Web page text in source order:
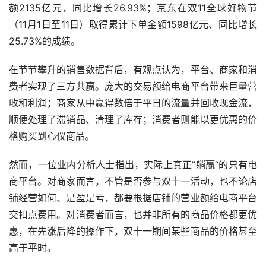
额2135亿元，同比增长26.93%；京东在双11全球好物节
（11月1日至11日）取得累计下单金额1598亿元、同比增长
25.73%的成绩。
在节节攀升的销售数据背后，有观点认为，平台、商家和消
费者实现了三方共赢。庞大的交易额给电商平台带来巨量营
收和利润；商家从中赢得数倍于平日的流量并回收现金流，
顺便处理了滞销品、清理了库存；消费者则能以更优惠的价
格购买到心仪商品。
然而，一位业内分析人士指出，实际上真正”躺赢“的只有电
商平台。对商家而言，不管是否参与双十一活动，也不论店
铺经营如何、是盈是亏，都要根据店铺的营业额给电商平台
交扣点费用。对消费者而言，也并非所有的商品价格都更优
惠，在先涨后降的操作下，双十一期间某些商品的价格甚至
高于平时。